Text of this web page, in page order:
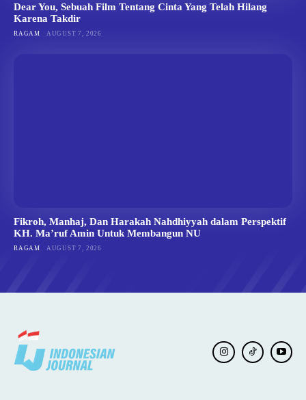
Dear You, Sebuah Film Tentang Cinta Yang Telah Hilang
Karena Takdir
RAGAM AUGUST 7, 2026
Fikroh, Manhaj, Dan Harakah Nahdhiyyah dalam Perspektif
KH. Ma’ruf Amin Untuk Membangun NU
RAGAM AUGUST 7, 2026